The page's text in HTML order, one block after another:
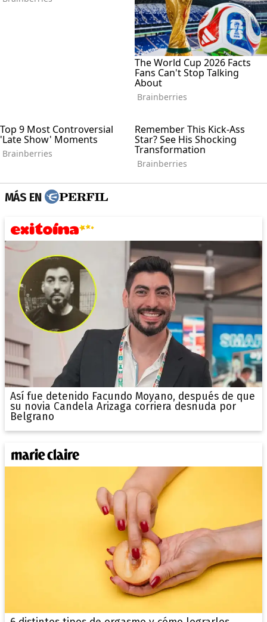
MÁS EN
Así fue detenido Facundo Moyano, después de que
su novia Candela Arizaga corriera desnuda por
Belgrano